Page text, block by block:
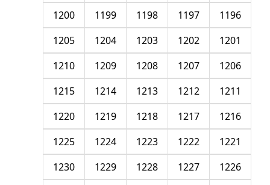
1196
1197
1198
1199
1200
1201
1202
1203
1204
1205
1206
1207
1208
1209
1210
1211
1212
1213
1214
1215
1216
1217
1218
1219
1220
1221
1222
1223
1224
1225
1226
1227
1228
1229
1230